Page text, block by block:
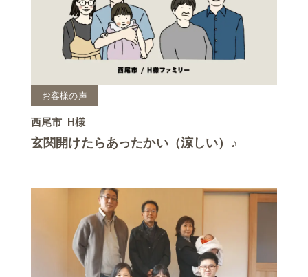
お客様の声
西尾市 H様
玄関開けたらあったかい（涼しい）♪